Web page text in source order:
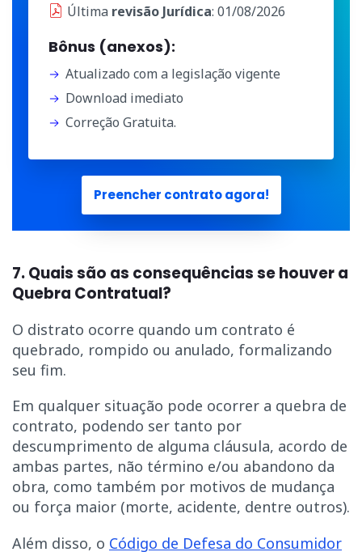
Última revisão Jurídica: 01/08/2026
Bônus (anexos):
Atualizado com a legislação vigente
Download imediato
Correção Gratuita.
Preencher contrato agora!
7. Quais são as consequências se houver a
Quebra Contratual?
O distrato ocorre quando um contrato é
quebrado, rompido ou anulado, formalizando
seu fim.
Em qualquer situação pode ocorrer a quebra de
contrato, podendo ser tanto por
descumprimento de alguma cláusula, acordo de
ambas partes, não término e/ou abandono da
obra, como também por motivos de mudança
ou força maior (morte, acidente, dentre outros).
Além disso, o Código de Defesa do Consumidor